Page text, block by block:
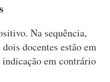
Na sequência,
docentes estão em
em contrário